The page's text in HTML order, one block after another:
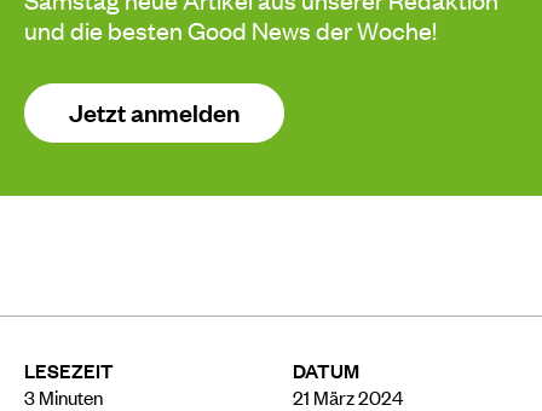
LESEZEIT
3Minuten
DATUM
21 März 2024
und die besten Good News der Woche!
Jetzt anmelden